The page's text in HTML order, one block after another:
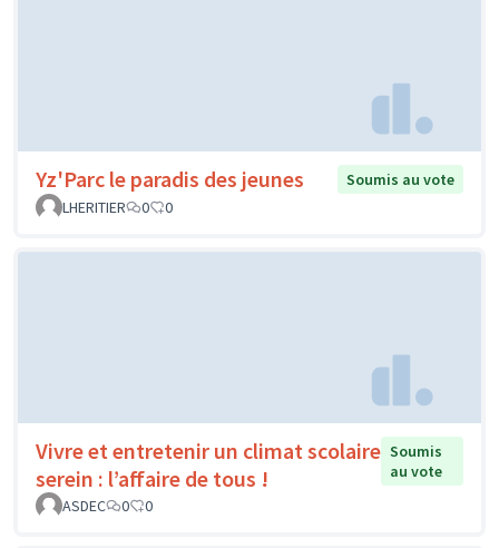
Yz'Parc le paradis des jeunes
Soumis au vote
LHERITIER
0 0
Vivre et entretenir un climat scolaire
serein : l’affaire de tous !
Soumis
au vote
ASDEC
0 0